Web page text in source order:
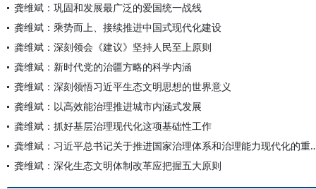
龚维斌：巩固和发展最广泛的爱国统一战线
龚维斌：乘势而上、接续推进中国式现代化建设
龚维斌：深刻领会《建议》坚持人民至上原则
龚维斌：新时代党的治疆方略的科学内涵
龚维斌：深刻领悟习近平生态文明思想的世界意义
龚维斌：以高效能治理推进城市内涵式发展
龚维斌：抓好基层治理现代化这项基础性工作
龚维斌：习近平总书记关于推进国
龚维斌：深化生态文明体制改革应把握五大原则